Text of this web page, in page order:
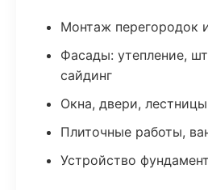
Монтаж перегородок
Фасады: утепление,
сайдинг
Окна, двери, лестницы
Плиточные работы,
Устройство